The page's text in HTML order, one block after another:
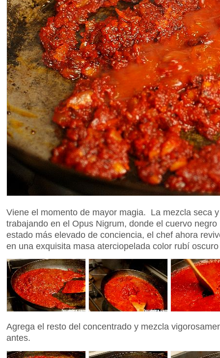
Viene el momento de mayor magia. La mezcla seca
trabajando en el Opus Nigrum, donde el cuervo
estado más elevado de conciencia, el chef ahora
en una exquisita masa aterciopelada color rubí
Agrega el resto del concentrado y mezcla
antes.